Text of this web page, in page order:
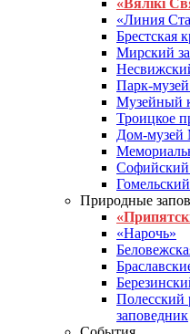
«Вялікі
«Линия
Брестская
Мирский
Парк-
Музейный
Троицкое
Дом-музей
Софийский
Природные
«Нарочь»
Полесский
заповедник